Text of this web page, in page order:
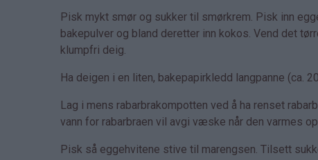
Pisk mykt smør og sukker til smørkrem. Pisk inn
bakepulver og bland deretter inn kokos. Vend det
klumpfri deig.
Ha deigen i en liten, bakepapirkledd langpanne (ca.
Lag i mens rabarbrakompotten ved å ha renset
vann for rabarbraen vil avgi væske når den varmes
Pisk så eggehvitene stive til marengsen. Tilsett